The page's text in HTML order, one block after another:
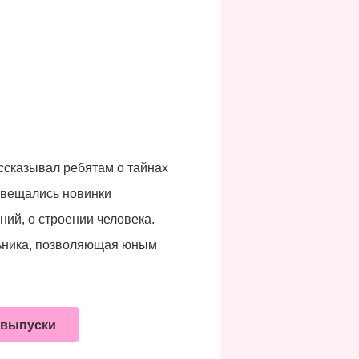
ребятам о тайнах
новинки
о строении человека.
позволяющая юным